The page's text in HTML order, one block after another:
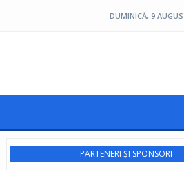
DUMINICĂ, 9
PARTENERI ȘI SPONSORI